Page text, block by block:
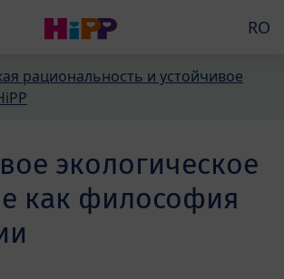
RO
рациональность и устойчивое
экологическое
как философия